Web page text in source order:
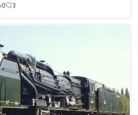
0 3